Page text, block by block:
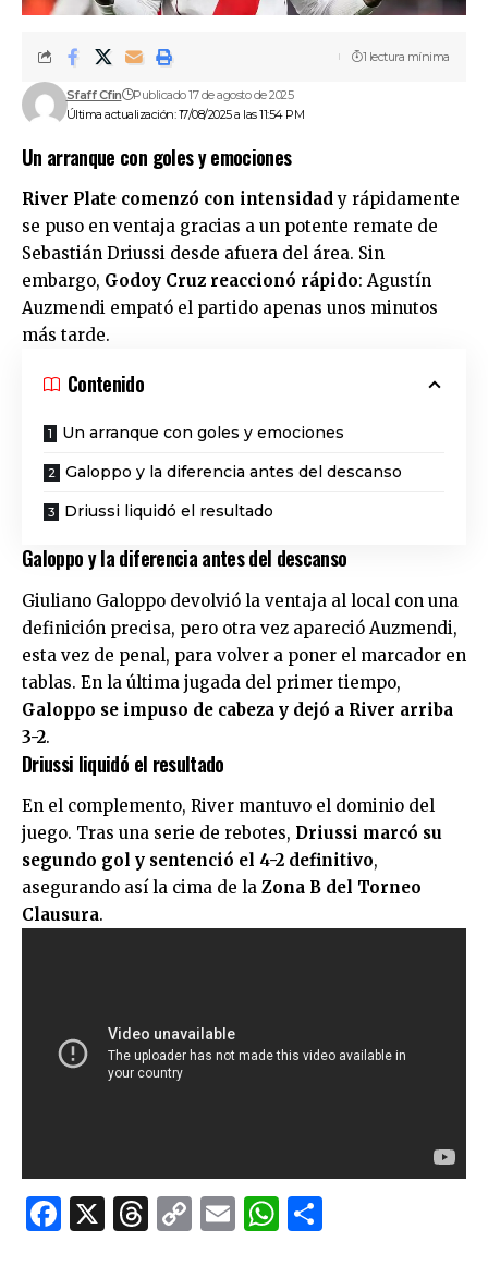
Última actualización: 17/08/2025 a las 11:54 PM
Sfaff Cfin Publicado 17 de agosto de 2025
1 lectura mínima
Un arranque con goles y emociones
River Plate comenzó con intensidady rápidamente
se puso en ventaja gracias a un potente remate de
Sebastián Driussi desde afuera del área. Sin
embargo, Godoy Cruz reaccionó rápido: Agustín
Auzmendi empató el partido apenas unos minutos
más tarde.
Contenido
Un arranque con goles y emociones
Galoppo y la diferencia antes del descanso
Driussi liquidó el resultado
Galoppo y la diferencia antes del descanso
Giuliano Galoppo devolvió la ventaja al local con una
definición precisa, pero otra vez apareció Auzmendi,
esta vez de penal, para volver a poner el marcador en
tablas. En la última jugada del primer tiempo,
Galoppo se impuso de cabeza y dejó a River arriba
3-2.
Driussi liquidó el resultado
En el complemento, River mantuvo el dominio del
juego. Tras una serie de rebotes, Driussi marcó su
segundo gol y sentenció el 4-2 definitivo,
asegurando así la cima de la Zona B del Torneo
Clausura.
Facebook
X Threads
CopyEmailWhatsApp